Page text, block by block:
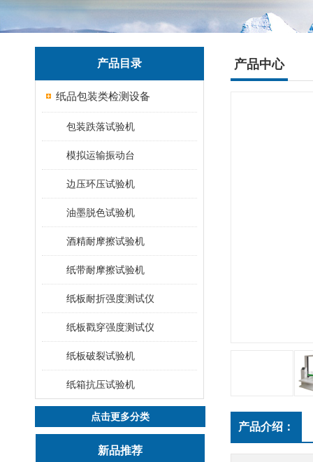
产品目录
纸品包装类检测设备
包装跌落试验机
模拟运输振动台
边压环压试验机
油墨脱色试验机
酒精耐摩擦试验机
纸带耐摩擦试验机
纸板耐折强度测试仪
纸板戳穿强度测试仪
纸板破裂试验机
纸箱抗压试验机
点击更多分类
新品推荐
产品中心
产品介绍：